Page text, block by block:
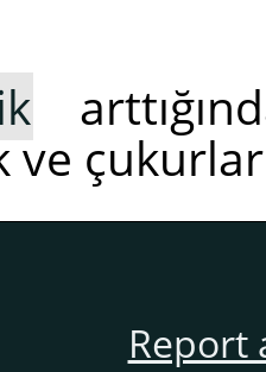
ve
Report